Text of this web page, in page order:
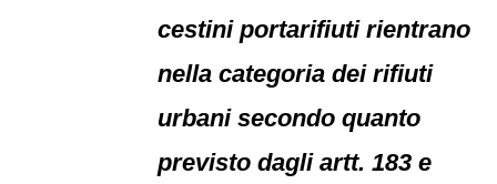
cestini portarifiuti rientrano
nella categoria dei rifiuti
urbani secondo quanto
previsto dagli artt. 183 e